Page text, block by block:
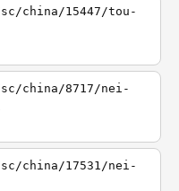
sc/china/15447/tou-
sc/china/8717/nei-
sc/china/17531/nei-